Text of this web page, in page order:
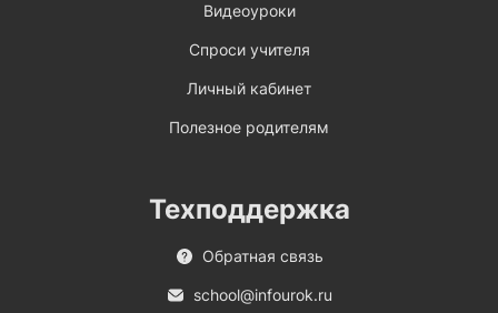
Видеоуроки
Спроси учителя
Личный кабинет
Полезное родителям
Техподдержка
Обратная связь
school@infourok.ru